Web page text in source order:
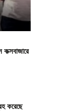
কক্সবাজারে
করেছে